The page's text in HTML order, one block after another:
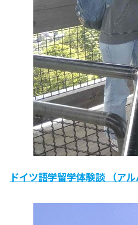
ドイツ語学留学体験談 （ア